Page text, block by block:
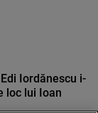
Iordănescu i-
loc lui Ioan